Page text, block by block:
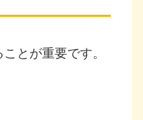
とが重要です。